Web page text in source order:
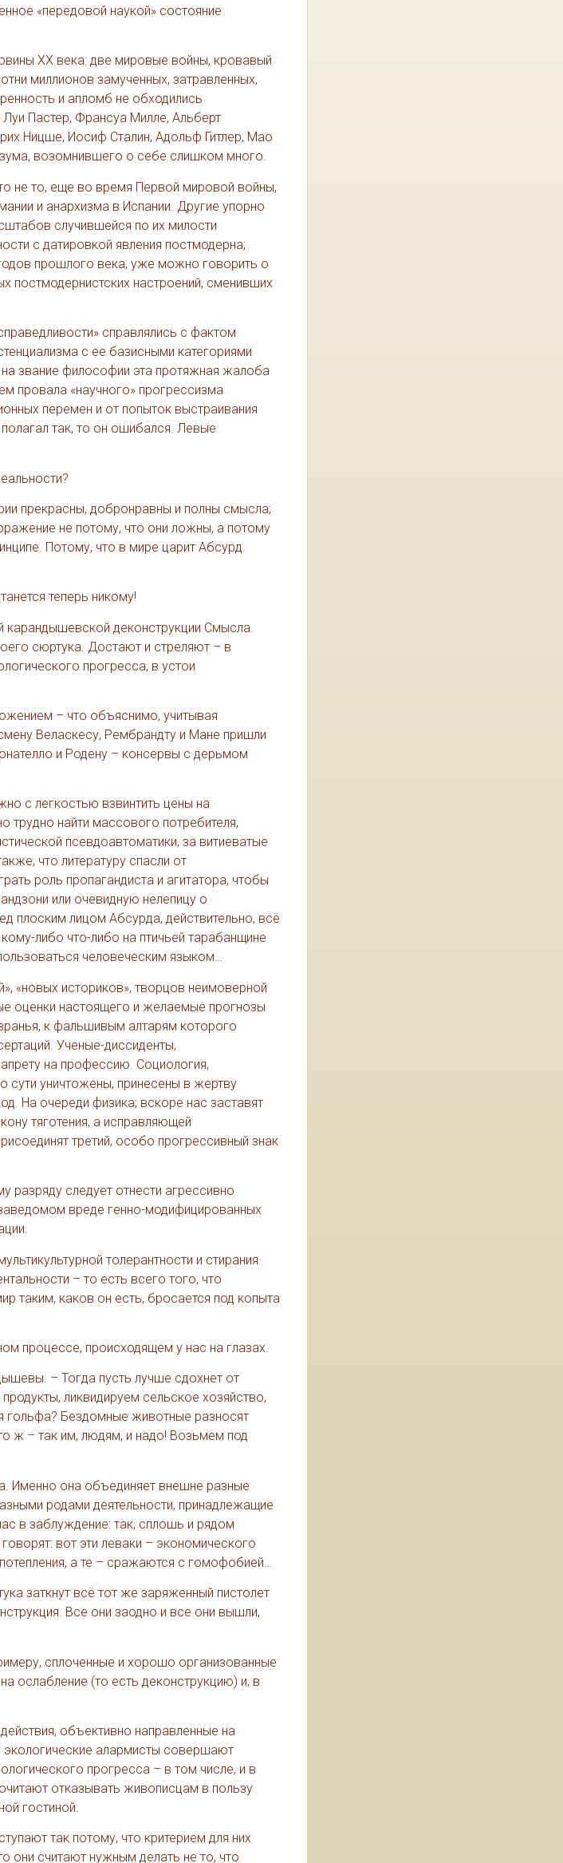
«передовой наукой» состояние
ХХ века: две мировые войны, кровавый
миллионов замученных, затравленных,
и апломб не обходились
Пастер, Франсуа Милле, Альберт
Ницше, Иосиф Сталин, Адольф Гитлер, Мао
возомнившего о себе слишком много.
не то, еще во время Первой мировой войны,
и анархизма в Испании. Другие упорно
случившейся по их милости
с датировкой явления постмодерна;
прошлого века, уже можно говорить о
постмодернистских настроений, сменивших
справлялись с фактом
с ее базисными категориями
звание философии эта протяжная жалоба
провала «научного» прогрессизма
перемен и от попыток выстраивания
так, то он ошибался. Левые
прекрасны, добронравны и полны смысла;
не потому, что они ложны, а потому
Потому, что в мире царит Абсурд.
теперь никому!
карандышевской деконструкции Смысла.
сюртука. Достают и стреляют – в
прогресса, в устои
– что объяснимо, учитывая
Веласкесу, Рембрандту и Мане пришли
и Родену – консервы с дерьмом
с легкостью взвинтить цены на
найти массового потребителя,
псевдоавтоматики, за витиеватые
что литературу спасли от
роль пропагандиста и агитатора, чтобы
или очевидную нелепицу о
плоским лицом Абсурда, действительно, всё
либо что-либо на птичьей тарабанщине
человеческим языком…
«новых историков», творцов неимоверной
оценки настоящего и желаемые прогнозы
к фальшивым алтарям которого
Ученые-диссиденты,
на профессию. Социология,
сути уничтожены, принесены в жертву
На очереди физика; вскоре нас заставят
тяготения, а исправляющей
третий, особо прогрессивный знак
разряду следует отнести агрессивно
вреде генно-модифицированных
толерантности и стирания
– то есть всего того, что
таким, каков он есть, бросается под копыта
процессе, происходящем у нас на глазах.
– Тогда пусть лучше сдохнет от
ликвидируем сельское хозяйство,
гольфа? Бездомные животные разносят
ж – так им, людям, и надо! Возьмем под
Именно она объединяет внешне разные
родами деятельности, принадлежащие
в заблуждение: так, сплошь и рядом
вот эти леваки – экономического
а те – сражаются с гомофобией…
заткнут всё тот же заряженный пистолет
Все они заодно и все они вышли,
сплоченные и хорошо организованные
ослабление (то есть деконструкцию) и, в
объективно направленные на
экологические алармисты совершают
прогресса – в том числе, и в
отказывать живописцам в пользу
гостиной.
так потому, что критерием для них
они считают нужным делать не то, что